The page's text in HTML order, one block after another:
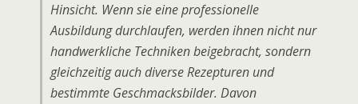
Hinsicht. Wenn sie eine professionelle
Ausbildung durchlaufen, werden ihnen nicht nur
handwerkliche Techniken beigebracht, sondern
gleichzeitig auch diverse Rezepturen und
bestimmte Geschmacksbilder. Davon